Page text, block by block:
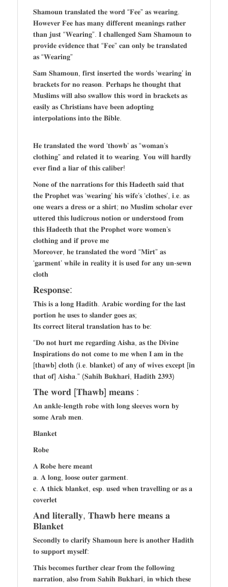
𝐒𝐡𝐚𝐦𝐨𝐮𝐧 𝐭𝐫𝐚𝐧𝐬𝐥𝐚𝐭𝐞𝐝 𝐭𝐡𝐞 𝐰𝐨𝐫𝐝 “𝐅𝐞𝐞” 𝐚𝐬 𝐰𝐞𝐚𝐫𝐢𝐧𝐠.
𝐇𝐨𝐰𝐞𝐯𝐞𝐫 𝐅𝐞𝐞 𝐡𝐚𝐬 𝐦𝐚𝐧𝐲 𝐝𝐢𝐟𝐟𝐞𝐫𝐞𝐧𝐭 𝐦𝐞𝐚𝐧𝐢𝐧𝐠𝐬 𝐫𝐚𝐭𝐡𝐞𝐫
𝐭𝐡𝐚𝐧 𝐣𝐮𝐬𝐭 “𝐖𝐞𝐚𝐫𝐢𝐧𝐠”. 𝐈 𝐜𝐡𝐚𝐥𝐥𝐞𝐧𝐠𝐞𝐝 𝐒𝐚𝐦 𝐒𝐡𝐚𝐦𝐨𝐮𝐧 𝐭𝐨
𝐩𝐫𝐨𝐯𝐢𝐝𝐞 𝐞𝐯𝐢𝐝𝐞𝐧𝐜𝐞 𝐭𝐡𝐚𝐭 “𝐅𝐞𝐞” 𝐜𝐚𝐧 𝐨𝐧𝐥𝐲 𝐛𝐞 𝐭𝐫𝐚𝐧𝐬𝐥𝐚𝐭𝐞𝐝
𝐚𝐬 “𝐖𝐞𝐚𝐫𝐢𝐧𝐠”
𝐒𝐚𝐦 𝐒𝐡𝐚𝐦𝐨𝐮𝐧, 𝐟𝐢𝐫𝐬𝐭 𝐢𝐧𝐬𝐞𝐫𝐭𝐞𝐝 𝐭𝐡𝐞 𝐰𝐨𝐫𝐝𝐬 ‘𝐰𝐞𝐚𝐫𝐢𝐧𝐠’ 𝐢𝐧
𝐛𝐫𝐚𝐜𝐤𝐞𝐭𝐬 𝐟𝐨𝐫 𝐧𝐨 𝐫𝐞𝐚𝐬𝐨𝐧. 𝐏𝐞𝐫𝐡𝐚𝐩𝐬 𝐡𝐞 𝐭𝐡𝐨𝐮𝐠𝐡𝐭 𝐭𝐡𝐚𝐭
𝐌𝐮𝐬𝐥𝐢𝐦𝐬 𝐰𝐢𝐥𝐥 𝐚𝐥𝐬𝐨 𝐬𝐰𝐚𝐥𝐥𝐨𝐰 𝐭𝐡𝐢𝐬 𝐰𝐨𝐫𝐝 𝐢𝐧 𝐛𝐫𝐚𝐜𝐤𝐞𝐭𝐬 𝐚𝐬
𝐞𝐚𝐬𝐢𝐥𝐲 𝐚𝐬 𝐂𝐡𝐫𝐢𝐬𝐭𝐢𝐚𝐧𝐬 𝐡𝐚𝐯𝐞 𝐛𝐞𝐞𝐧 𝐚𝐝𝐨𝐩𝐭𝐢𝐧𝐠
𝐢𝐧𝐭𝐞𝐫𝐩𝐨𝐥𝐚𝐭𝐢𝐨𝐧𝐬 𝐢𝐧𝐭𝐨 𝐭𝐡𝐞 𝐁𝐢𝐛𝐥𝐞.
𝐇𝐞 𝐭𝐫𝐚𝐧𝐬𝐥𝐚𝐭𝐞𝐝 𝐭𝐡𝐞 𝐰𝐨𝐫𝐝 ‘𝐭𝐡𝐨𝐰𝐛’ 𝐚𝐬 “𝐰𝐨𝐦𝐚𝐧’𝐬
𝐜𝐥𝐨𝐭𝐡𝐢𝐧𝐠” 𝐚𝐧𝐝 𝐫𝐞𝐥𝐚𝐭𝐞𝐝 𝐢𝐭 𝐭𝐨 𝐰𝐞𝐚𝐫𝐢𝐧𝐠. 𝐘𝐨𝐮 𝐰𝐢𝐥𝐥 𝐡𝐚𝐫𝐝𝐥𝐲
𝐞𝐯𝐞𝐫 𝐟𝐢𝐧𝐝 𝐚 𝐥𝐢𝐚𝐫 𝐨𝐟 𝐭𝐡𝐢𝐬 𝐜𝐚𝐥𝐢𝐛𝐞𝐫!
𝐍𝐨𝐧𝐞 𝐨𝐟 𝐭𝐡𝐞 𝐧𝐚𝐫𝐫𝐚𝐭𝐢𝐨𝐧𝐬 𝐟𝐨𝐫 𝐭𝐡𝐢𝐬 𝐇𝐚𝐝𝐞𝐞𝐭𝐡 𝐬𝐚𝐢𝐝 𝐭𝐡𝐚𝐭
𝐭𝐡𝐞 𝐏𝐫𝐨𝐩𝐡𝐞𝐭 𝐰𝐚𝐬 ‘𝐰𝐞𝐚𝐫𝐢𝐧𝐠’ 𝐡𝐢𝐬 𝐰𝐢𝐟𝐞’𝐬 ‘𝐜𝐥𝐨𝐭𝐡𝐞𝐬’, 𝐢.𝐞. 𝐚𝐬
𝐨𝐧𝐞 𝐰𝐞𝐚𝐫𝐬 𝐚 𝐝𝐫𝐞𝐬𝐬 𝐨𝐫 𝐚 𝐬𝐡𝐢𝐫𝐭; 𝐧𝐨 𝐌𝐮𝐬𝐥𝐢𝐦 𝐬𝐜𝐡𝐨𝐥𝐚𝐫 𝐞𝐯𝐞𝐫
𝐮𝐭𝐭𝐞𝐫𝐞𝐝 𝐭𝐡𝐢𝐬 𝐥𝐮𝐝𝐢𝐜𝐫𝐨𝐮𝐬 𝐧𝐨𝐭𝐢𝐨𝐧 𝐨𝐫 𝐮𝐧𝐝𝐞𝐫𝐬𝐭𝐨𝐨𝐝 𝐟𝐫𝐨𝐦
𝐭𝐡𝐢𝐬 𝐇𝐚𝐝𝐞𝐞𝐭𝐡 𝐭𝐡𝐚𝐭 𝐭𝐡𝐞 𝐏𝐫𝐨𝐩𝐡𝐞𝐭 𝐰𝐨𝐫𝐞 𝐰𝐨𝐦𝐞𝐧’𝐬
𝐜𝐥𝐨𝐭𝐡𝐢𝐧𝐠 𝐚𝐧𝐝 𝐢𝐟 𝐩𝐫𝐨𝐯𝐞 𝐦𝐞
𝐌𝐨𝐫𝐞𝐨𝐯𝐞𝐫, 𝐡𝐞 𝐭𝐫𝐚𝐧𝐬𝐥𝐚𝐭𝐞𝐝 𝐭𝐡𝐞 𝐰𝐨𝐫𝐝 “𝐌𝐢𝐫𝐭” 𝐚𝐬
‘𝐠𝐚𝐫𝐦𝐞𝐧𝐭’ 𝐰𝐡𝐢𝐥𝐞 𝐢𝐧 𝐫𝐞𝐚𝐥𝐢𝐭𝐲 𝐢𝐭 𝐢𝐬 𝐮𝐬𝐞𝐝 𝐟𝐨𝐫 𝐚𝐧𝐲 𝐮𝐧-𝐬𝐞𝐰𝐧
𝐜𝐥𝐨𝐭𝐡
𝐑𝐞𝐬𝐩𝐨𝐧𝐬𝐞:
𝐓𝐡𝐢𝐬 𝐢𝐬 𝐚 𝐥𝐨𝐧𝐠 𝐇𝐚𝐝𝐢𝐭𝐡. 𝐀𝐫𝐚𝐛𝐢𝐜 𝐰𝐨𝐫𝐝𝐢𝐧𝐠 𝐟𝐨𝐫 𝐭𝐡𝐞 𝐥𝐚𝐬𝐭
𝐩𝐨𝐫𝐭𝐢𝐨𝐧 𝐡𝐞 𝐮𝐬𝐞𝐬 𝐭𝐨 𝐬𝐥𝐚𝐧𝐝𝐞𝐫 𝐠𝐨𝐞𝐬 𝐚𝐬;
𝐈𝐭𝐬 𝐜𝐨𝐫𝐫𝐞𝐜𝐭 𝐥𝐢𝐭𝐞𝐫𝐚𝐥 𝐭𝐫𝐚𝐧𝐬𝐥𝐚𝐭𝐢𝐨𝐧 𝐡𝐚𝐬 𝐭𝐨 𝐛𝐞:
“𝐃𝐨 𝐧𝐨𝐭 𝐡𝐮𝐫𝐭 𝐦𝐞 𝐫𝐞𝐠𝐚𝐫𝐝𝐢𝐧𝐠 𝐀𝐢𝐬𝐡𝐚, 𝐚𝐬 𝐭𝐡𝐞 𝐃𝐢𝐯𝐢𝐧𝐞
𝐈𝐧𝐬𝐩𝐢𝐫𝐚𝐭𝐢𝐨𝐧𝐬 𝐝𝐨 𝐧𝐨𝐭 𝐜𝐨𝐦𝐞 𝐭𝐨 𝐦𝐞 𝐰𝐡𝐞𝐧 𝐈 𝐚𝐦 𝐢𝐧 𝐭𝐡𝐞
[𝐭𝐡𝐚𝐰𝐛] 𝐜𝐥𝐨𝐭𝐡 (𝐢.𝐞. 𝐛𝐥𝐚𝐧𝐤𝐞𝐭) 𝐨𝐟 𝐚𝐧𝐲 𝐨𝐟 𝐰𝐢𝐯𝐞𝐬 𝐞𝐱𝐜𝐞𝐩𝐭 [𝐢𝐧
𝐭𝐡𝐚𝐭 𝐨𝐟] 𝐀𝐢𝐬𝐡𝐚.” (𝐒𝐚𝐡𝐢𝐡 𝐁𝐮𝐤𝐡𝐚𝐫𝐢, 𝐇𝐚𝐝𝐢𝐭𝐡 𝟐𝟑𝟗𝟑)
𝐓𝐡𝐞 𝐰𝐨𝐫𝐝 [𝐓𝐡𝐚𝐰𝐛] 𝐦𝐞𝐚𝐧𝐬 :
𝐀𝐧 𝐚𝐧𝐤𝐥𝐞-𝐥𝐞𝐧𝐠𝐭𝐡 𝐫𝐨𝐛𝐞 𝐰𝐢𝐭𝐡 𝐥𝐨𝐧𝐠 𝐬𝐥𝐞𝐞𝐯𝐞𝐬 𝐰𝐨𝐫𝐧 𝐛𝐲
𝐬𝐨𝐦𝐞 𝐀𝐫𝐚𝐛 𝐦𝐞𝐧.
𝐁𝐥𝐚𝐧𝐤𝐞𝐭
𝐑𝐨𝐛𝐞
𝐀 𝐑𝐨𝐛𝐞 𝐡𝐞𝐫𝐞 𝐦𝐞𝐚𝐧𝐭
𝐚. 𝐀 𝐥𝐨𝐧𝐠, 𝐥𝐨𝐨𝐬𝐞 𝐨𝐮𝐭𝐞𝐫 𝐠𝐚𝐫𝐦𝐞𝐧𝐭.
𝐜. 𝐀 𝐭𝐡𝐢𝐜𝐤 𝐛𝐥𝐚𝐧𝐤𝐞𝐭, 𝐞𝐬𝐩. 𝐮𝐬𝐞𝐝 𝐰𝐡𝐞𝐧 𝐭𝐫𝐚𝐯𝐞𝐥𝐥𝐢𝐧𝐠 𝐨𝐫 𝐚𝐬 𝐚
𝐜𝐨𝐯𝐞𝐫𝐥𝐞𝐭
𝐀𝐧𝐝 𝐥𝐢𝐭𝐞𝐫𝐚𝐥𝐥𝐲, 𝐓𝐡𝐚𝐰𝐛 𝐡𝐞𝐫𝐞 𝐦𝐞𝐚𝐧𝐬 𝐚
𝐁𝐥𝐚𝐧𝐤𝐞𝐭
𝐒𝐞𝐜𝐨𝐧𝐝𝐥𝐲 𝐭𝐨 𝐜𝐥𝐚𝐫𝐢𝐟𝐲 𝐒𝐡𝐚𝐦𝐨𝐮𝐧 𝐡𝐞𝐫𝐞 𝐢𝐬 𝐚𝐧𝐨𝐭𝐡𝐞𝐫 𝐇𝐚𝐝𝐢𝐭𝐡
𝐭𝐨 𝐬𝐮𝐩𝐩𝐨𝐫𝐭 𝐦𝐲𝐬𝐞𝐥𝐟:
𝐓𝐡𝐢𝐬 𝐛𝐞𝐜𝐨𝐦𝐞𝐬 𝐟𝐮𝐫𝐭𝐡𝐞𝐫 𝐜𝐥𝐞𝐚𝐫 𝐟𝐫𝐨𝐦 𝐭𝐡𝐞 𝐟𝐨𝐥𝐥𝐨𝐰𝐢𝐧𝐠
𝐧𝐚𝐫𝐫𝐚𝐭𝐢𝐨𝐧, 𝐚𝐥𝐬𝐨 𝐟𝐫𝐨𝐦 𝐒𝐚𝐡𝐢𝐡 𝐁𝐮𝐤𝐡𝐚𝐫𝐢, 𝐢𝐧 𝐰𝐡𝐢𝐜𝐡 𝐭𝐡𝐞𝐬𝐞